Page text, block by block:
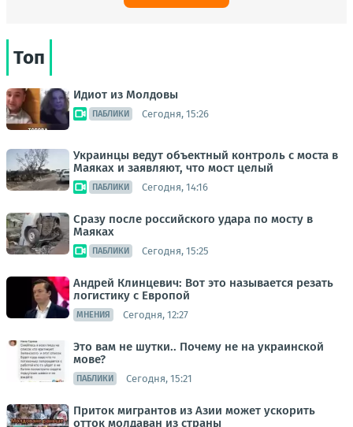
Топ
Идиот из Молдовы
ПАБЛИКИ Сегодня, 15:26
Украинцы ведут объектный контроль с моста в
Маяках и заявляют, что мост целый
ПАБЛИКИ Сегодня, 14:16
Сразу после российского удара по мосту в
Маяках
ПАБЛИКИ Сегодня, 15:25
Андрей Клинцевич: Вот это называется резать
логистику с Европой
МНЕНИЯ Сегодня, 12:27
Это вам не шутки.. Почему не на украинской
мове?
ПАБЛИКИ Сегодня, 15:21
Приток мигрантов из Азии может ускорить
отток молдаван из страны